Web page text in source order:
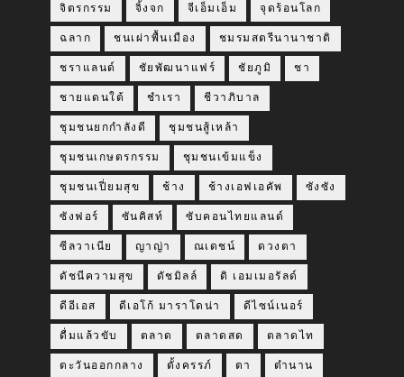
จิตรกรรม จิ้งจก จีเอ็มเอ็ม จุดร้อนโลก
ฉลาก ชนเผ่าพื้นเมือง ชมรมสตรีนานาชาติ
ชราแลนด์ ชัยพัฒนาแฟร์ ชัยภูมิ ชา
ชายแดนใต้ ชำเรา ชีวาภิบาล
ชุมชนยกกำลังดี ชุมชนสู้เหล้า
ชุมชนเกษตรกรรม ชุมชนเข้มแข็ง
ชุมชนเปี่ยมสุข ช้าง ช้างเอฟเอคัพ ซังซัง
ซังฟอร์ ซันคิสท์ ซับคอนไทยแลนด์
ซีลวาเนีย ญาญ่า ณเดชน์ ดวงตา
ดัชนีความสุข ดัชมิลล์ ดิ เอมเมอรัลด์
ดีอีเอส ดีเอโก้ มาราโดน่า ดีไซน์เนอร์
ดื่มแล้วขับ ตลาด ตลาดสด ตลาดไท
ตะวันออกกลาง ตั้งครรภ์ ตา ตำนาน